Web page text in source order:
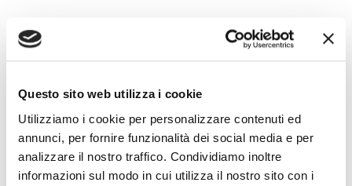
Questo sito web utilizza i cookie
Utilizziamo i cookie per personalizzare contenuti ed
annunci, per fornire funzionalità dei social media e per
analizzare il nostro traffico. Condividiamo inoltre
informazioni sul modo in cui utilizza il nostro sito con i
Zig Ziglar
Friedrich Nietzsche